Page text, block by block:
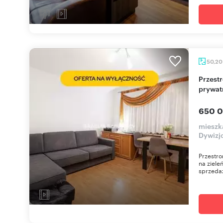
50,20
Przestronne 2 pok. z widokiem na zieleń, cisza,
650
na